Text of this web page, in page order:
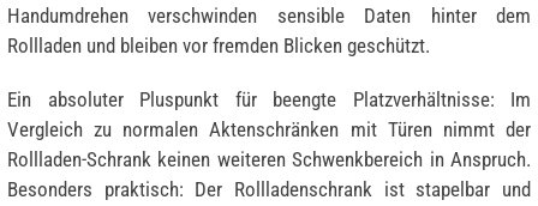
Handumdrehen verschwinden sensible Daten hinter dem
Rollladen und bleiben vor fremden Blicken geschützt.
Ein absoluter Pluspunkt für beengte Platzverhältnisse: Im
Vergleich zu normalen Aktenschränken mit Türen nimmt der
Rollladen-Schrank keinen weiteren Schwenkbereich in Anspruch.
Besonders praktisch: Der Rollladenschrank ist stapelbar und